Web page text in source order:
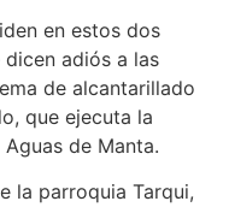
en estos dos
adiós a las
de alcantarillado
que ejecuta la
de Manta.
la parroquia Tarqui,